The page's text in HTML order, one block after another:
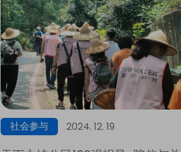
社会参与 2024. 12. 19